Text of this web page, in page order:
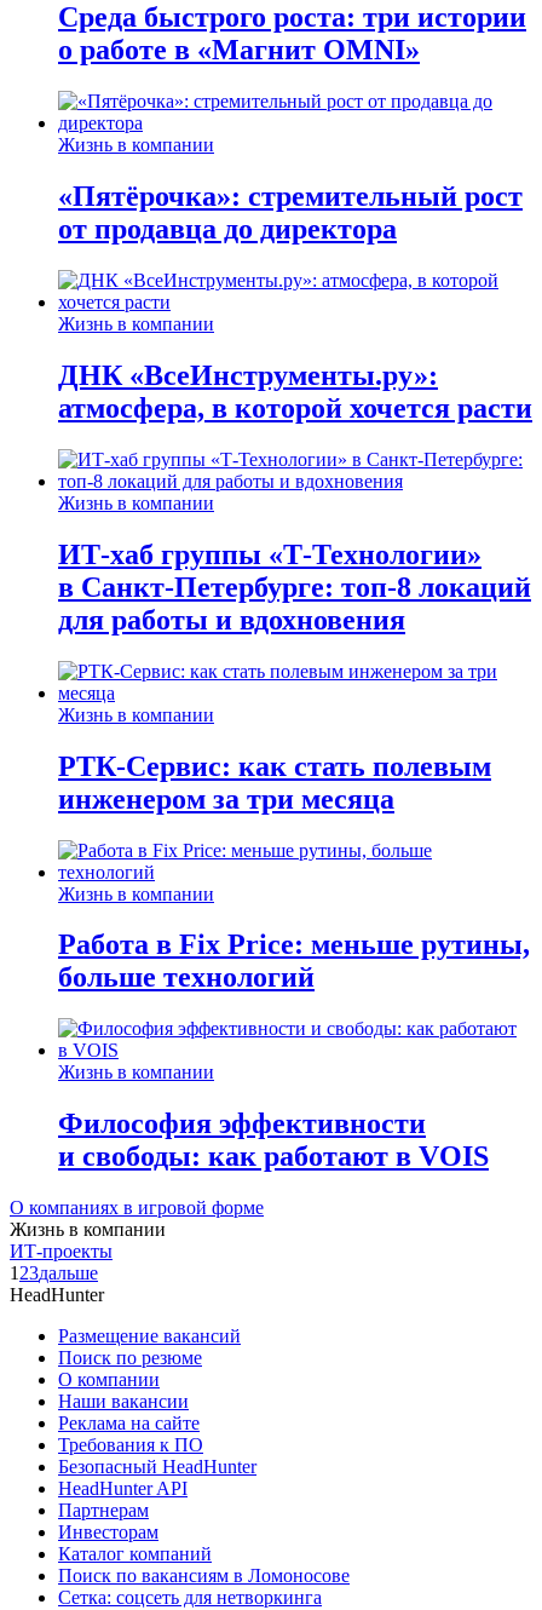
Среда быстрого роста: три истории
о работе в «Магнит OMNI»
Жизнь в компании
«Пятёрочка»: стремительный рост
от продавца до директора
Жизнь в компании
ДНК «ВсеИнструменты.ру»:
атмосфера, в которой хочется расти
Жизнь в компании
ИТ-хаб группы «Т-Технологии»
в Санкт-Петербурге: топ-8 локаций
для работы и вдохновения
Жизнь в компании
РТК-Сервис: как стать полевым
инженером за три месяца
Жизнь в компании
Работа в Fix Price: меньше рутины,
больше технологий
Жизнь в компании
Философия эффективности
и свободы: как работают в VOIS
О компаниях в игровой форме
Жизнь в компании
ИТ-проекты
1 23дальше
HeadHunter
Размещение вакансий
Поиск по резюме
О компании
Наши вакансии
Реклама на сайте
Требования к ПО
Безопасный HeadHunter
HeadHunter API
Партнерам
Инвесторам
Каталог компаний
Поиск по вакансиям в Ломоносове
Сетка: соцсеть для нетворкинга